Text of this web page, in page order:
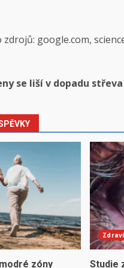
google.com,
se liší v dopadu střeva
zóny Studie